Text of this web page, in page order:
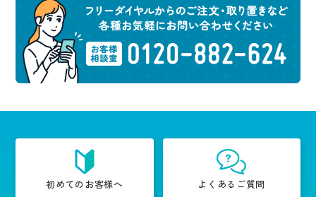
初めてのお客様へ よくあるご質問